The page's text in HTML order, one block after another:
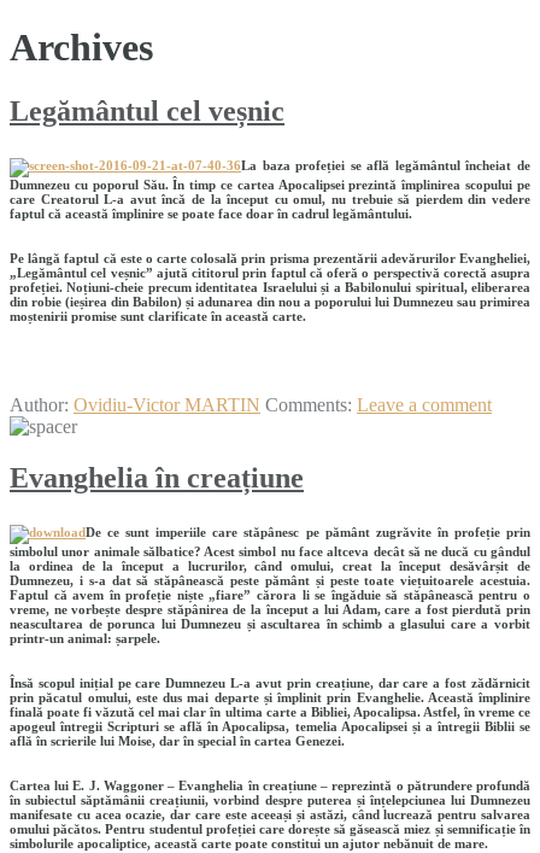
Archives
Legământul cel veșnic
La baza profeției se află legământul încheiat de
Dumnezeu cu poporul Său. În timp ce cartea Apocalipsei prezintă împlinirea scopului pe
care Creatorul L-a avut încă de la început cu omul, nu trebuie să pierdem din vedere
faptul că această împlinire se poate face doar în cadrul legământului.
Pe lângă faptul că este o carte colosală prin prisma prezentării adevărurilor Evangheliei,
„Legământul cel veșnic” ajută cititorul prin faptul că oferă o perspectivă corectă asupra
profeției. Noțiuni-cheie precum identitatea Israelului și a Babilonului spiritual, eliberarea
din robie (ieșirea din Babilon) și adunarea din nou a poporului lui Dumnezeu sau primirea
moștenirii promise sunt clarificate în această carte.
Author: Ovidiu-Victor MARTIN Comments: Leave a comment
Evanghelia în creațiune
De ce sunt imperiile care stăpânesc pe pământ zugrăvite în profeție prin
simbolul unor animale sălbatice? Acest simbol nu face altceva decât să ne ducă cu gândul
la ordinea de la început a lucrurilor, când omului, creat la început desăvârșit de
Dumnezeu, i s-a dat să stăpânească peste pământ și peste toate viețuitoarele acestuia.
Faptul că avem în profeție niște „fiare” cărora li se îngăduie să stăpânească pentru o
vreme, ne vorbește despre stăpânirea de la început a lui Adam, care a fost pierdută prin
neascultarea de porunca lui Dumnezeu și ascultarea în schimb a glasului care a vorbit
printr-un animal: șarpele.
Însă scopul inițial pe care Dumnezeu L-a avut prin creațiune, dar care a fost zădărnicit
prin păcatul omului, este dus mai departe și împlinit prin Evanghelie. Această împlinire
finală poate fi văzută cel mai clar în ultima carte a Bibliei, Apocalipsa. Astfel, în vreme ce
apogeul întregii Scripturi se află în Apocalipsa, temelia Apocalipsei și a întregii Biblii se
află în scrierile lui Moise, dar în special în cartea Genezei.
Cartea lui E. J. Waggoner – Evanghelia în creațiune – reprezintă o pătrundere profundă
în subiectul săptămânii creațiunii, vorbind despre puterea și înțelepciunea lui Dumnezeu
manifesate cu acea ocazie, dar care este aceeași și astăzi, când lucrează pentru salvarea
omului păcătos. Pentru studentul profeției care dorește să găsească miez și semnificație în
simbolurile apocaliptice, această carte poate constitui un ajutor nebănuit de mare.